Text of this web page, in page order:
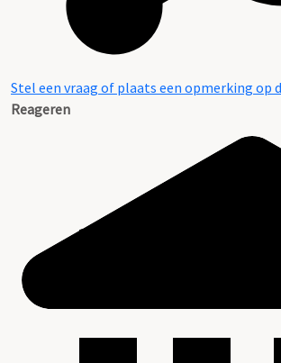
Stel een vraag of plaats een opmerking op
Reageren